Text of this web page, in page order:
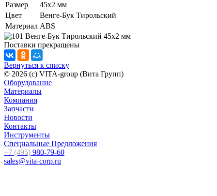
Размер
45x2 мм
Цвет
Венге-Бук Тирольский
Материал ABS
Поставки прекращены
Вернуться к списку
© 2026 (c) VITA-group (Вита Групп)
Оборудование
Материалы
Компания
Запчасти
Новости
Контакты
Инструменты
Специальные Предложения
+7 (495) 980-79-60
sales@vita-corp.ru